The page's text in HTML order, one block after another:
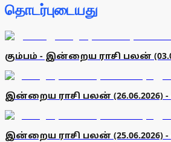
தொடர்புடையது
கும்பம் - இன்றைய ராசி பலன்
இன்றைய ராசி பலன் (26.06.2026) -
இன்றைய ராசி பலன் (25.06.2026) -